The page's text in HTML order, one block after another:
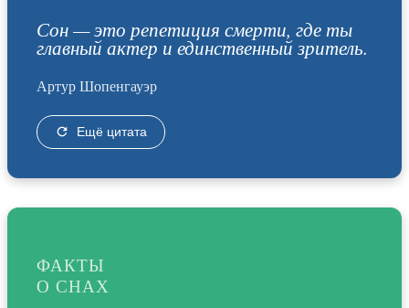
Сон — это репетиция смерти, где ты
главный актер и единственный зритель.
Артур Шопенгауэр
Ещё цитата
ФАКТЫ
О СНАХ